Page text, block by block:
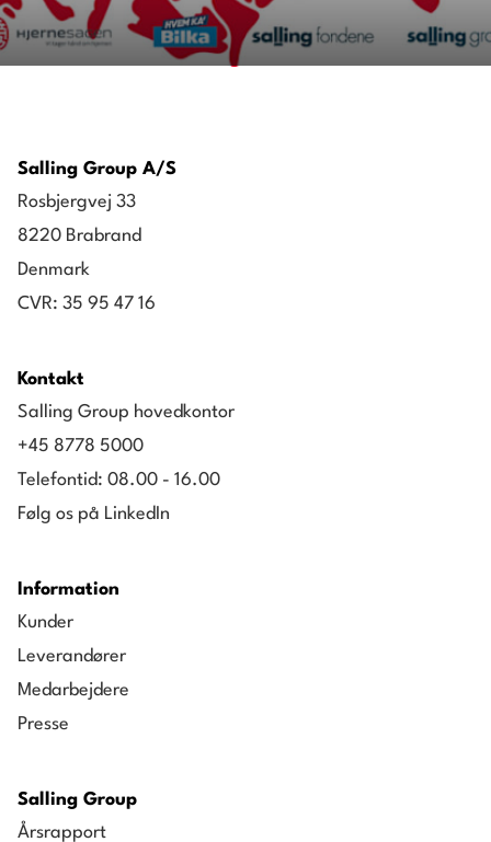
Salling Group A/S
Rosbjergvej 33
8220 Brabrand
Denmark
CVR: 35 95 47 16
Kontakt
Salling Group hovedkontor
+45 8778 5000
Telefontid: 08.00 - 16.00
Følg os på LinkedIn
Information
Kunder
Leverandører
Medarbejdere
Presse
Salling Group
Årsrapport